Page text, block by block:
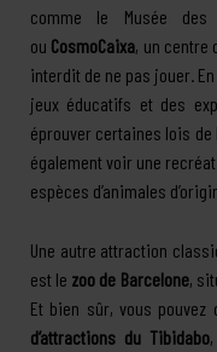
comme le Musée des
ou CosmoCaixa, un centre
interdit de ne pas jouer.
jeux éducatifs et des
éprouver certaines lois de
également voir une
espèces d’animales
Une autre attraction
est le zoo de Barcelone,
Et bien sûr, vous
d’attractions du Tibidabo